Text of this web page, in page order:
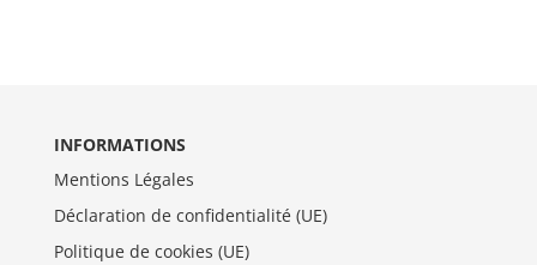
INFORMATIONS
Mentions Légales
Déclaration de confidentialité (UE)
Politique de cookies (UE)